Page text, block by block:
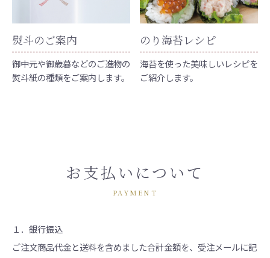
熨斗のご案内
御中元や御歳暮などのご進物の
熨斗紙の種類をご案内します。
のり海苔レシピ
海苔を使った美味しいレシピを
ご紹介します。
お支払いについて
PAYMENT
１．銀行振込
ご注文商品代金と送料を含めました合計金額を、受注メールに記